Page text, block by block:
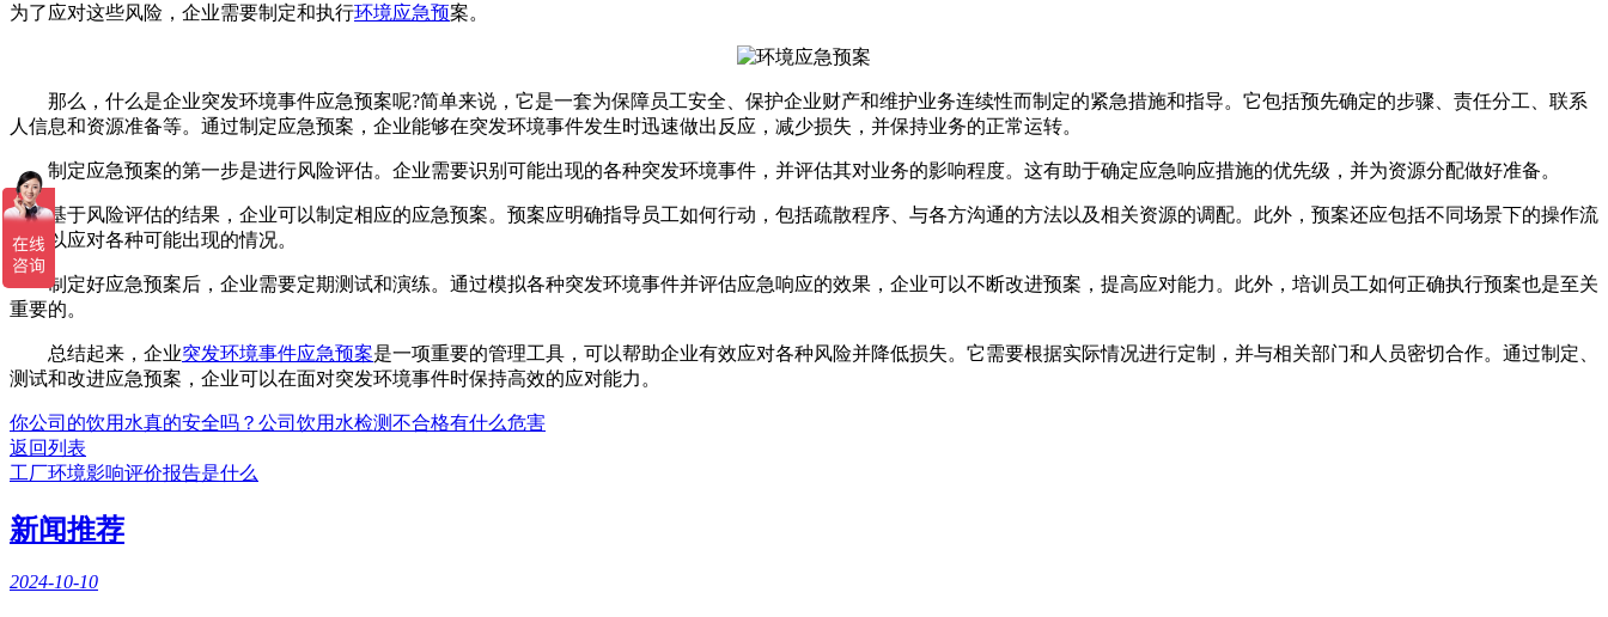
为了应对这些风险，企业需要制定和执行环境应急预案。
那么，什么是企业突发环境事件应急预案呢?简单来说，它是一套为保障员工安全、保护企业财产和维护业务连续性而制定的紧急措施和指导。它包括预先确定的步骤、责任分工、联系
人信息和资源准备等。通过制定应急预案，企业能够在突发环境事件发生时迅速做出反应，减少损失，并保持业务的正常运转。
制定应急预案的第一步是进行风险评估。企业需要识别可能出现的各种突发环境事件，并评估其对业务的影响程度。这有助于确定应急响应措施的优先级，并为资源分配做好准备。
基于风险评估的结果，企业可以制定相应的应急预案。预案应明确指导员工如何行动，包括疏散程序、与各方沟通的方法以及相关资源的调配。此外，预案还应包括不同场景下的操作流
程，以应对各种可能出现的情况。
制定好应急预案后，企业需要定期测试和演练。通过模拟各种突发环境事件并评估应急响应的效果，企业可以不断改进预案，提高应对能力。此外，培训员工如何正确执行预案也是至关
重要的。
总结起来，企业突发环境事件应急预案是一项重要的管理工具，可以帮助企业有效应对各种风险并降低损失。它需要根据实际情况进行定制，并与相关部门和人员密切合作。通过制定、
测试和改进应急预案，企业可以在面对突发环境事件时保持高效的应对能力。
你公司的饮用水真的安全吗？公司饮用水检测不合格有什么危害
返回列表
工厂环境影响评价报告是什么
新闻推荐
2024-10-10